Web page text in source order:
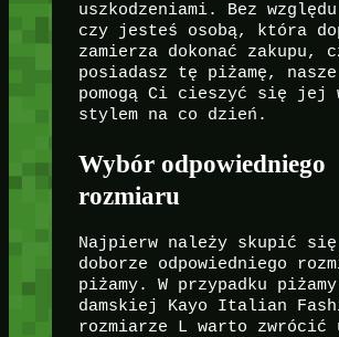
uszkodzeniami. Bez
czy jesteś osobą, która
zamierza dokonać zakupu,
posiadasz tę piżamę,
pomogą Ci cieszyć się jej
stylem na co dzień.
Wybór odpowiedniego
rozmiaru
Najpierw należy skupić
doborze odpowiedniego
piżamy. W przypadku piżamy
damskiej Kayo Italian
rozmiarze L warto zwrócić